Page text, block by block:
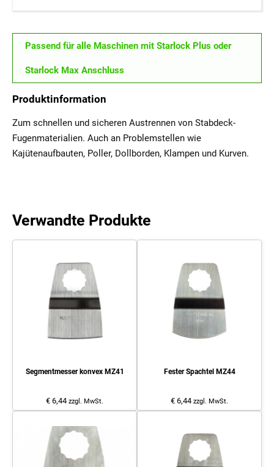
Passend für alle Maschinen mit Starlock Plus oder
Starlock Max Anschluss
Produktinformation
Zum schnellen und sicheren Austrennen von Stabdeck-
Fugenmaterialien. Auch an Problemstellen wie
Kajütenaufbauten, Poller, Dollborden, Klampen und Kurven.
Verwandte Produkte
Segmentmesser konvex MZ41
€ 6,44 zzgl. MwSt.
Fester Spachtel MZ44
€ 6,44 zzgl. MwSt.